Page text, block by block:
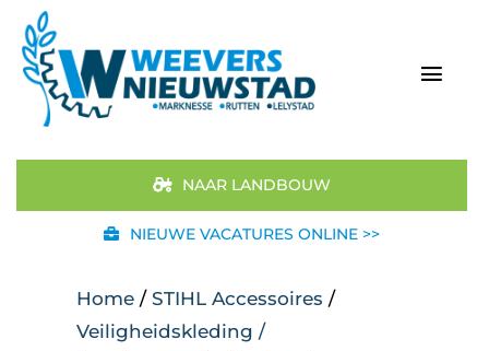
naar
inhoud
Aanbod
STIHL
NAAR LANDBOUW
NIEUWE VACATURES ONLINE >>
Home / STIHL Accessoires /
Veiligheidskleding /